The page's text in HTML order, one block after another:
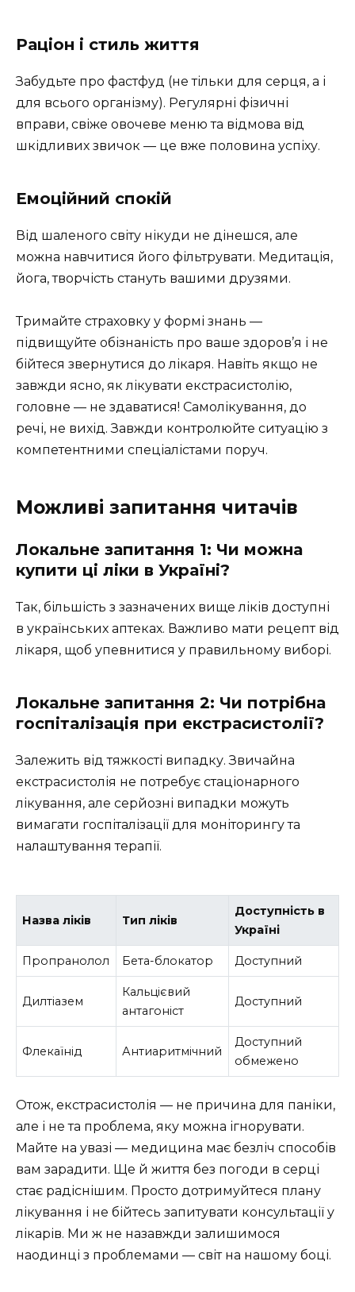
Раціон і стиль життя
Забудьте про фастфуд (не тільки для серця, а і
для всього організму). Регулярні фізичні
вправи, свіже овочеве меню та відмова від
шкідливих звичок — це вже половина успіху.
Емоційний спокій
Від шаленого світу нікуди не дінешся, але
можна навчитися його фільтрувати. Медитація,
йога, творчість стануть вашими друзями.
Тримайте страховку у формі знань —
підвищуйте обізнаність про ваше здоров’я і не
бійтеся звернутися до лікаря. Навіть якщо не
завжди ясно, як лікувати екстрасистолію,
головне — не здаватися! Самолікування, до
речі, не вихід. Завжди контролюйте ситуацію з
компетентними спеціалістами поруч.
Можливі запитання читачів
Локальне запитання 1: Чи можна
купити ці ліки в Україні?
Так, більшість з зазначених вище ліків доступні
в українських аптеках. Важливо мати рецепт від
лікаря, щоб упевнитися у правильному виборі.
Локальне запитання 2: Чи потрібна
госпіталізація при екстрасистолії?
Залежить від тяжкості випадку. Звичайна
екстрасистолія не потребує стаціонарного
лікування, але серйозні випадки можуть
вимагати госпіталізації для моніторингу та
налаштування терапії.
Назва ліків Тип ліків
Доступність в
Україні
Пропранолол Бета-блокатор Доступний
Дилтіазем
Кальцієвий
антагоніст
Доступний
Флекаїнід Антиаритмічний
Доступний
обмежено
Отож, екстрасистолія — не причина для паніки,
але і не та проблема, яку можна ігнорувати.
Майте на увазі — медицина має безліч способів
вам зарадити. Ще й життя без погоди в серці
стає радіснішим. Просто дотримуйтеся плану
лікування і не бійтесь запитувати консультації у
лікарів. Ми ж не назавжди залишимося
наодинці з проблемами — світ на нашому боці.